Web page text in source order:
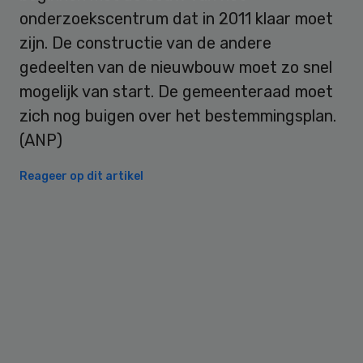
onderzoekscentrum dat in 2011 klaar moet
zijn. De constructie van de andere
gedeelten van de nieuwbouw moet zo snel
mogelijk van start. De gemeenteraad moet
zich nog buigen over het bestemmingsplan.
(ANP)
Reageer op dit artikel